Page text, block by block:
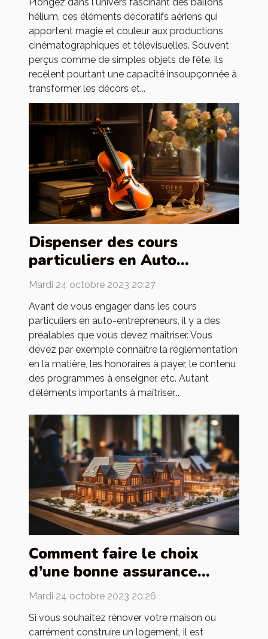
Plongez dans l'univers fascinant des ballons
hélium, ces éléments décoratifs aériens qui
apportent magie et couleur aux productions
cinématographiques et télévisuelles. Souvent
perçus comme de simples objets de fête, ils
recèlent pourtant une capacité insoupçonnée à
transformer les décors et...
Dispenser des cours
particuliers en Auto
entrepreneur : quels sont
Mardi 24 octobre 2023 20:27
Avant de vous engager dans les cours
particuliers en auto-entrepreneurs, il y a des
préalables que vous devez maîtriser. Vous
devez par exemple connaître la réglementation
en la matière, les honoraires à payer, le contenu
des programmes à enseigner, etc. Autant
d’éléments importants à maîtriser...
Comment faire le choix
d’une bonne assurance
construction ?
Mardi 24 octobre 2023 20:26
Si vous souhaitez rénover votre maison ou
carrément construire un logement, il est